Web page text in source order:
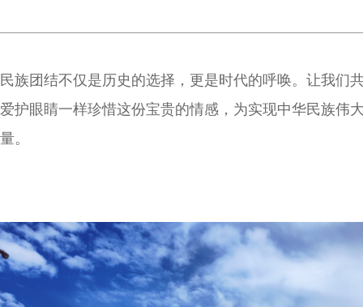
民族团结不仅是历史的选择，更是时代的呼唤。让我们
爱护眼睛一样珍惜这份宝贵的情感，为实现中华民族伟
量。